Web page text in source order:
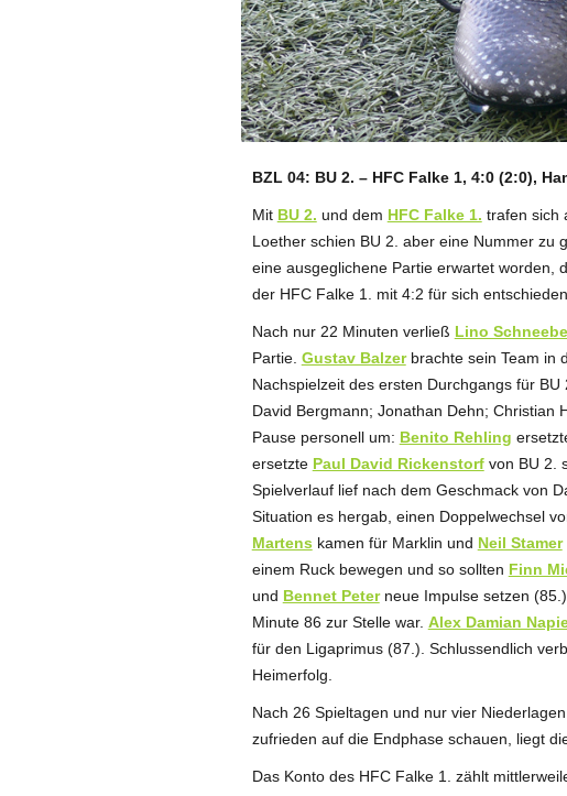
BZL 04: BU 2. – HFC Falke 1, 4:0 (2:0),
Mit BU 2. und dem HFC Falke 1. trafen sich
Loether schien BU 2. aber eine Nummer zu
eine ausgeglichene Partie erwartet worden,
der HFC Falke 1. mit 4:2 für sich entschieden.
Nach nur 22 Minuten verließ Lino
Partie. Gustav Balzerbrachte sein Team in
Nachspielzeit des ersten Durchgangs für
David Bergmann; Jonathan Dehn; Christian
Pause personell um: Benito Rehling
ersetzte Paul David Rickenstorfvon BU 2.
Spielverlauf lief nach dem Geschmack von
Situation es hergab, einen Doppelwechsel
Martens kamen für Marklin und Neil Stamer
einem Ruck bewegen und so sollten Finn
und Bennet Peterneue Impulse setzen
Minute 86 zur Stelle war. Alex Damian
für den Ligaprimus (87.). Schlussendlich
Heimerfolg.
Nach 26 Spieltagen und nur vier
zufrieden auf die Endphase schauen, liegt
Das Konto des HFC Falke 1. zählt